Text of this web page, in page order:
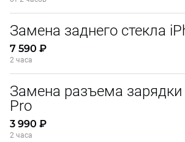
Замена заднего стекла
7 590 ₽
2 часа
Замена разъема зарядки
Pro
3 990 ₽
2 часа